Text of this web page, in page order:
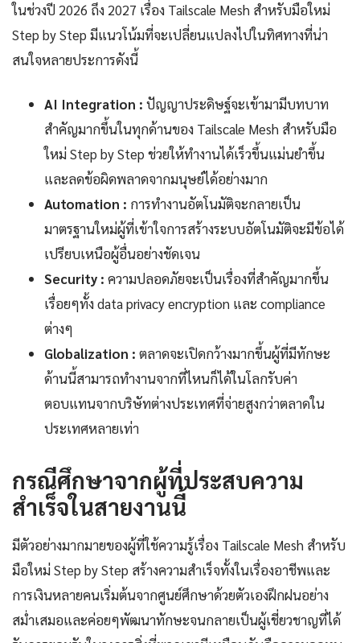
ในช่วงปี 2026 ถึง 2027 เรื่อง Tailscale Mesh สำหรับมือใหม่
Step by Step มีแนวโน้มที่จะเปลี่ยนแปลงไปในทิศทางที่น่า
สนใจหลายประการดังนี้
AI Integration : ปัญญาประดิษฐ์จะเข้ามามีบทบาท
สำคัญมากขึ้นในทุกด้านของ Tailscale Mesh สำหรับมือ
ใหม่ Step by Step ช่วยให้ทำงานได้เร็วขึ้นแม่นยำขึ้น
และลดข้อผิดพลาดจากมนุษย์ได้อย่างมาก
Automation : การทำงานอัตโนมัติจะกลายเป็น
มาตรฐานใหม่ผู้ที่เข้าใจการสร้างระบบอัตโนมัติจะมีข้อได้
เปรียบเหนือผู้อื่นอย่างชัดเจน
Security : ความปลอดภัยจะเป็นเรื่องที่สำคัญมากขึ้น
เรื่อยๆทั้ง data privacy encryption และ compliance
ต่างๆ
Globalization : ตลาดจะเปิดกว้างมากขึ้นผู้ที่มีทักษะ
ด้านนี้สามารถทำงานจากที่ไหนก็ได้ในโลกรับค่า
ตอบแทนจากบริษัทต่างประเทศที่จ่ายสูงกว่าตลาดใน
ประเทศหลายเท่า
กรณีศึกษาจากผู้ที่ประสบความ
สำเร็จในสายงานนี้
มีตัวอย่างมากมายของผู้ที่ใช้ความรู้เรื่อง Tailscale Mesh สำหรับ
มือใหม่ Step by Step สร้างความสำเร็จทั้งในเรื่องอาชีพและ
การเงินหลายคนเริ่มต้นจากศูนย์ศึกษาด้วยตัวเองฝึกฝนอย่าง
สม่ำเสมอและค่อยๆพัฒนาทักษะจนกลายเป็นผู้เชี่ยวชาญที่ได้